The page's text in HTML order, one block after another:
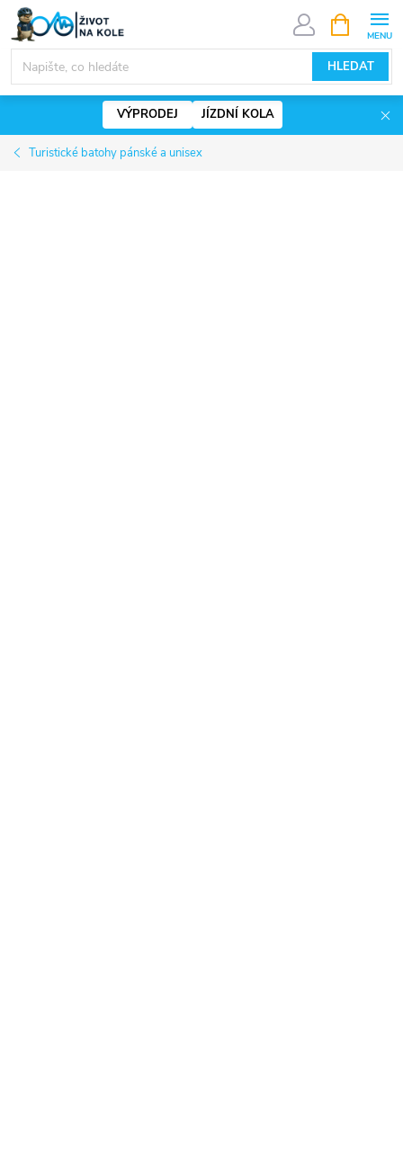
Přejít
obsah
HLEDAT
NÁKUPNÍ
KOŠÍK
VÝPRODEJ JÍZDNÍ KOLA
Turistické batohy pánské a unisex
www.zivotnakole.eu - Chat